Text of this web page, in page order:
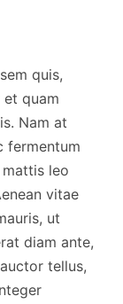
quis,
quam
Nam at
fermentum
leo
vitae
ut
diam ante,
tellus,